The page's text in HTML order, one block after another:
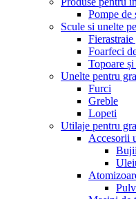
Pompe de
Scule si unelte
Fierastraie
Foarfeci
Topoare și
Unelte pentru
Furci
Greble
Lopeti
Utilaje pentru
Accesorii